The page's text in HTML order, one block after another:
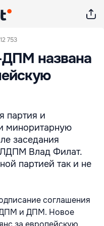
12 753
названа
партия и
миноритарную
заседания
ЛДПМ Влад Филат.
партией так и не
соглашения
и ДПМ. Новое